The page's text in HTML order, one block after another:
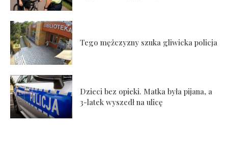
Tego mężczyzny szuka gliwicka policja
Dzieci bez opieki. Matka była pijana, a
3-latek wyszedł na ulicę